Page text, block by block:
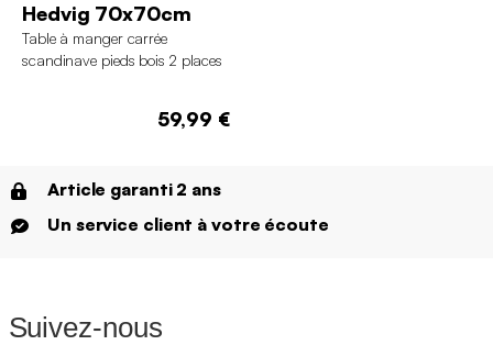
Hedvig 70x70cm
Table à manger carrée
scandinave pieds bois 2 places
59,99 €
Article garanti 2 ans
Un service client à votre écoute
Suivez-nous